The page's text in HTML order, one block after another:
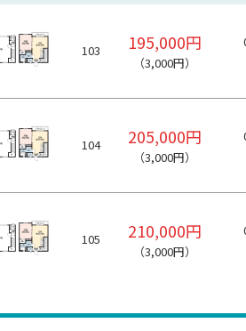
103 195,000円
（3,000円）
104 205,000円
（3,000円）
105 210,000円
（3,000円）